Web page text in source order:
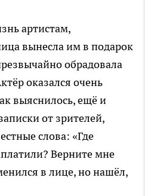
артистам,
вынесла им в подарок
обрадовала
оказался очень
выяснилось, ещё и
от зрителей,
слова: «Где
Верните мне
в лице, но нашёл,